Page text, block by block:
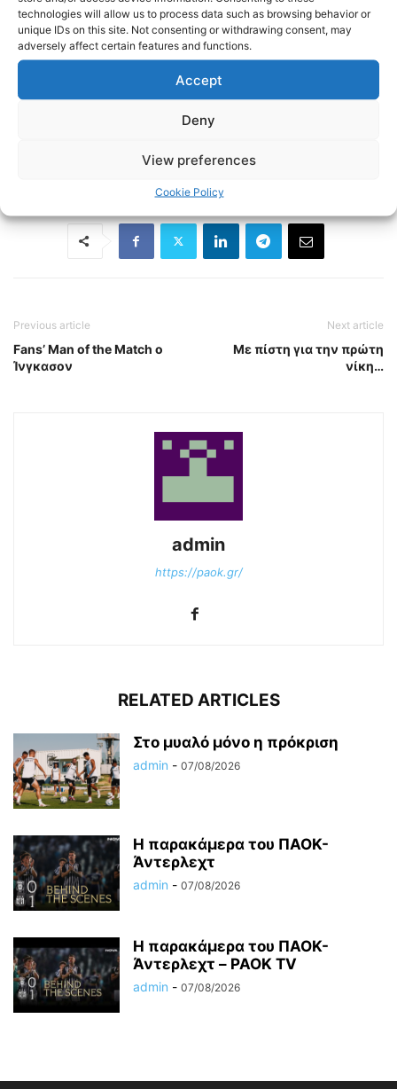
technologies will allow us to process data such as browsing behavior or
unique IDs on this site. Not consenting or withdrawing consent, may
adversely affect certain features and functions.
Accept
Deny
View preferences
Cookie Policy
601b24248
https://www.instagram.com/internetpaokfans
#paok #paokfans #παοκ #thessaloniki
ΠΑΟΚ ΠΟΔΟΣΦΑΙΡΟ
Previous article
Fans’ Man of the Match ο
Ίνγκασον
Next article
Με πίστη για την πρώτη
νίκη…
admin
https://paok.gr/
RELATED ARTICLES
Στο μυαλό μόνο η πρόκριση
admin - 07/08/2026
Η παρακάμερα του ΠΑΟΚ-
Άντερλεχτ
admin - 07/08/2026
Η παρακάμερα του ΠΑΟK-
Άντερλεχτ – PAOK TV
admin - 07/08/2026